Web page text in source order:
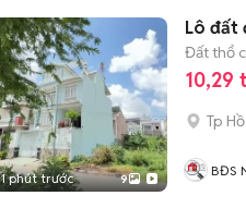
1 phút trước 9
Lô đất
Đất thổ
10,29
Tp
BĐS